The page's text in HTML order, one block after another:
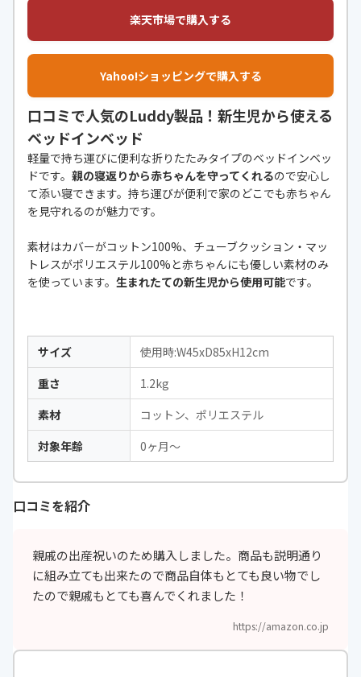
楽天市場で購入する
Yahoo!ショッピングで購入する
口コミで人気のLuddy製品！新生児から使える
ベッドインベッド
軽量で持ち運びに便利な折りたたみタイプのベッドインベッ
ドです。 親の寝返りから赤ちゃんを守ってくれるので安心し
て添い寝できます。持ち運びが便利で家のどこでも赤ちゃん
を見守れるのが魅力です。
素材はカバーがコットン100%、チューブクッション・マッ
トレスがポリエステル100%と赤ちゃんにも優しい素材のみ
を使っています。 生まれたての新生児から使用可能です。
サイズ
使用時:W45xD85xH12cm
重さ
1.2kg
素材
コットン、ポリエステル
対象年齢
0ヶ月～
口コミを紹介
親戚の出産祝いのため購入しました。商品も説明通り
に組み立ても出来たので商品自体もとても良い物でし
たので親戚もとても喜んでくれました！
https://amazon.co.jp